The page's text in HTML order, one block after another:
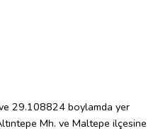
29.108824 boylamda yer
Mh. ve Maltepe ilçesine